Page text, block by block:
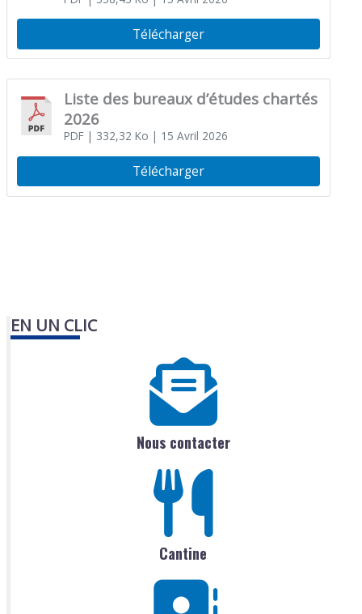
Télécharger
Liste des bureaux d’études chartés
2026
PDF| 332,32 Ko | 15 Avril 2026
Télécharger
EN UN CLIC
Nous contacter
Cantine